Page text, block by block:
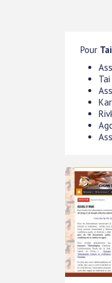
Pour